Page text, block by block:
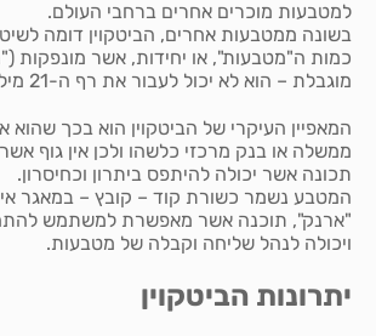
למטבעות מוכרים אחרים ברחבי העולם.
בשונה ממטבעות אחרים, הביטקוין דומה
כמות ה"מטבעות", או יחידות, אשר מונפקות
מוגבלת – הוא לא יכול לעבור את רף ה-21 מיליון מטבעות.
המאפיין העיקרי של הביטקוין הוא בכך שהוא
ממשלה או בנק מרכזי כלשהו ולכן אין גוף
תכונה אשר יכולה להיתפס ביתרון וכחיסרון.
המטבע נשמר כשורת קוד – קובץ – במאגר
"ארנק", תוכנה אשר מאפשרת למשתמש
ויכולה לנהל שליחה וקבלה של מטבעות.
יתרונות הביטקוין